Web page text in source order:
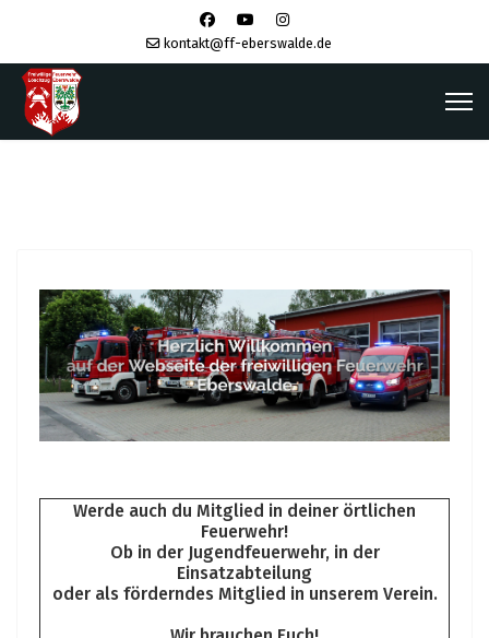
kontakt@ff-eberswalde.de
Werde auch du Mitglied in deiner örtlichen
Feuerwehr!
Ob in der Jugendfeuerwehr, in der
Einsatzabteilung
oder als förderndes Mitglied in unserem Verein.